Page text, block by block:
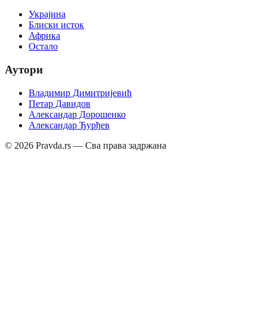
Украјина
Блиски исток
Африка
Остало
Аутори
Владимир Димитријевић
Петар Давидов
Александар Дорошенко
Александар Ђурђев
© 2026 Pravda.rs — Сва права задржана